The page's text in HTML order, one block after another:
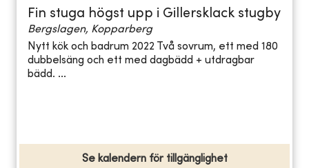
Fin stuga högst upp i Gillersklack stugby
Bergslagen, Kopparberg
Nytt kök och badrum 2022 Två sovrum, ett med 180
dubbelsäng och ett med dagbädd + utdragbar
bädd. ...
Se kalendern för tillgänglighet